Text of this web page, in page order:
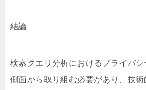
結論
検索クエリ分析におけるプライバ
側面から取り組む必要があり、技